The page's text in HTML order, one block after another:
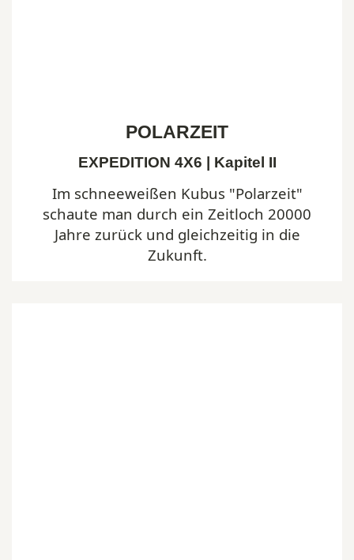
POLARZEIT
EXPEDITION 4X6 | Kapitel II
Im schneeweißen Kubus "Polarzeit"
schaute man durch ein Zeitloch 20000
Jahre zurück und gleichzeitig in die
Zukunft.